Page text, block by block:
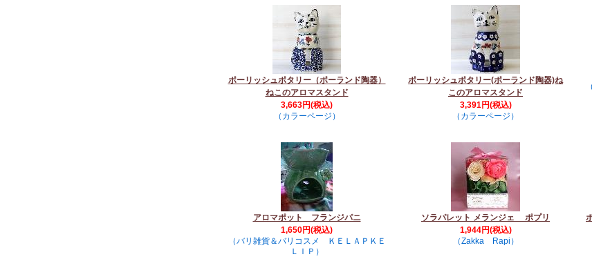
ポーリッシュポタリー（ポーランド陶器）
ねこのアロマスタンド
3,663円(税込)
（カラーページ）
ポーリッシュポタリー(ポーランド陶器)ね
このアロマスタンド
3,391円(税込)
（カラーページ）
アロマポット フランジパニ
1,650円(税込)
（バリ雑貨＆バリコスメ ＫＥＬＡＰＫＥ
ＬＩＰ）
ソラパレット メランジェ ポプリ
1,944円(税込)
（Zakka Rapi）